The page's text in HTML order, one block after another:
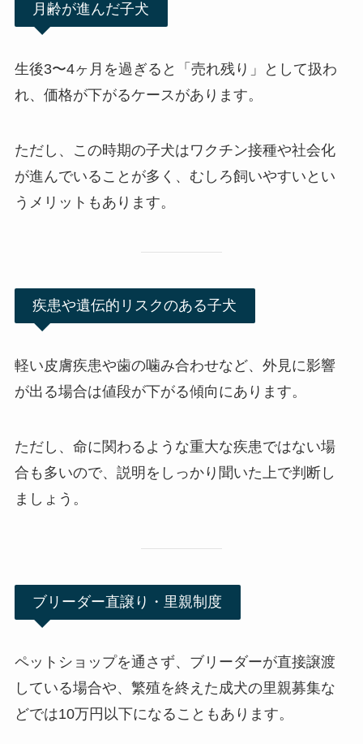
月齢が進んだ子犬
生後3〜4ヶ月を過ぎると「売れ残り」として扱わ
れ、価格が下がるケースがあります。
ただし、この時期の子犬はワクチン接種や社会化
が進んでいることが多く、むしろ飼いやすいとい
うメリットもあります。
疾患や遺伝的リスクのある子犬
軽い皮膚疾患や歯の噛み合わせなど、外見に影響
が出る場合は値段が下がる傾向にあります。
ただし、命に関わるような重大な疾患ではない場
合も多いので、説明をしっかり聞いた上で判断し
ましょう。
ブリーダー直譲り・里親制度
ペットショップを通さず、ブリーダーが直接譲渡
している場合や、繁殖を終えた成犬の里親募集な
どでは10万円以下になることもあります。